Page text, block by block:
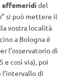
effemeridi del
” si può mettere il
vostra località
a Bologna è
l’osservatorio di
e così via), poi
l’intervallo di